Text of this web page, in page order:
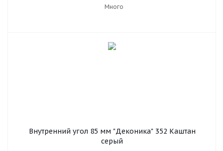
Много
Внутренний угол 85 мм "Деконика" 352 Каштан
серый